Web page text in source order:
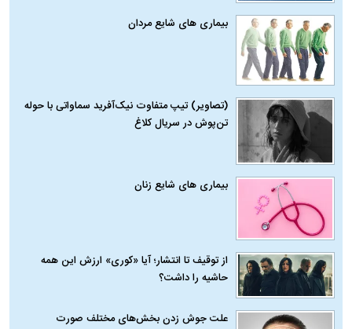
بیماری‌ های شایع مردان
(تصاویر) تیپ متفاوت نیک‌آفرید سماواتی با حوله
تن‌پوش در سریال کلاغ
بیماری‌ های شایع زنان
از توقیف تا انتشار؛ آیا «کوری» ارزش این همه
حاشیه را داشت؟
علت جوش زدن بخش‌های مختلف صورت